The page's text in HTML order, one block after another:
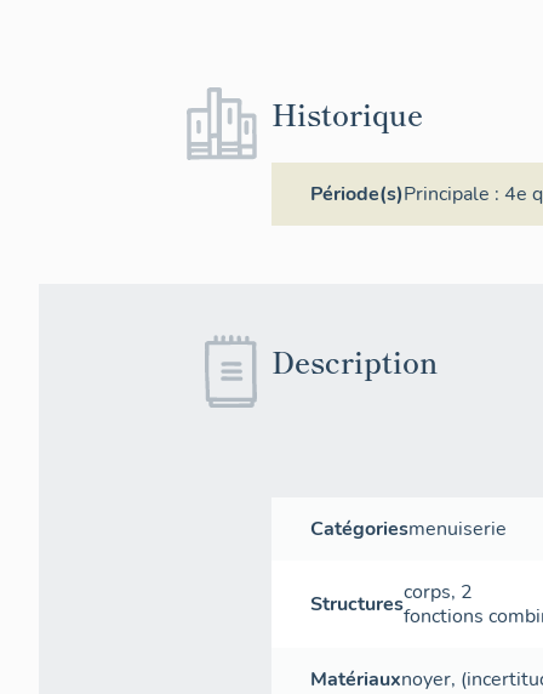
Historique
Période(s)Principale : 4e
Description
Catégoriesmenuiserie
Structurescorps, 2
fonctions
Matériauxnoyer,